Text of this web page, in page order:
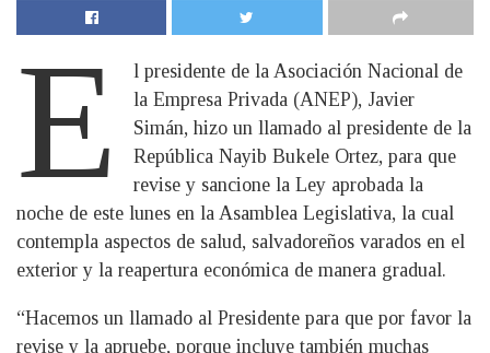
E
l presidente de la Asociación Nacional de
la Empresa Privada (ANEP), Javier
Simán, hizo un llamado al presidente de la
República Nayib Bukele Ortez, para que
revise y sancione la Ley aprobada la
noche de este lunes en la Asamblea Legislativa, la cual
contempla aspectos de salud, salvadoreños varados en el
exterior y la reapertura económica de manera gradual.
“Hacemos un llamado al Presidente para que por favor la
revise y la apruebe, porque incluye también muchas